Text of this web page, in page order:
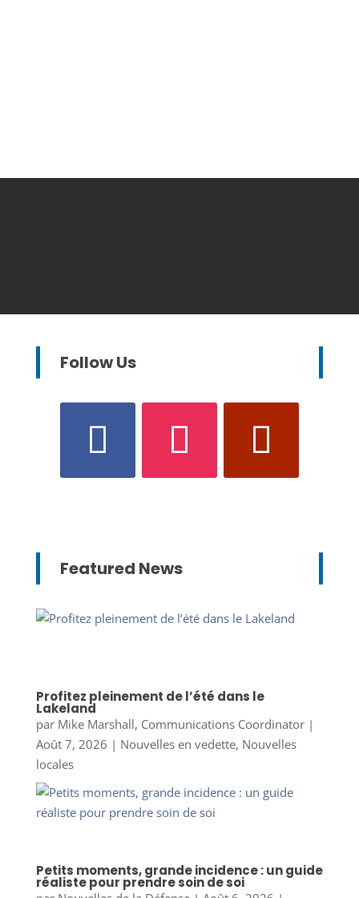
Follow Us
Featured News
Profitez pleinement de l’été dans le
Lakeland
par Mike Marshall, Communications Coordinator|
Août 7, 2026 | Nouvelles en vedette, Nouvelles
locales
Petits moments, grande incidence : un guide
réaliste pour prendre soin de soi